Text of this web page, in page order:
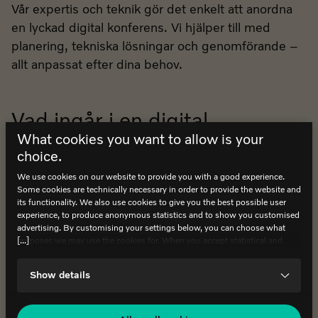
What cookies you want to allow is your
choice.
[...]
We use cookies on our website to provide you with a good experience.
Some cookies are technically necessary in order to provide the website and
its functionality. We also use cookies to give you the best possible user
experience, to produce anonymous statistics and to show you customised
advertising. By customising your settings below, you can choose what
purposes we may use the cookies for. When you accept statistical and
companies concerned. For example, U.S. law does not meet all the
certain risks to your personal data. The companies concerned must provide
Show details
Vår expertis och teknik gör det enkelt att anordna
en lyckad digital konferens. Vi hjälper till med
planering, tekniska lösningar och genomförande –
allt anpassat efter dina behov.
Vad ingår i en digital
konferens hos World of
Volvo?
Våra digitala anpassas alltid efter dina behov. Vid
en dagkonferens hos oss erbjuds möjligheter
såsom:
Hållbar och smakrik mat genom vårt Dynamic